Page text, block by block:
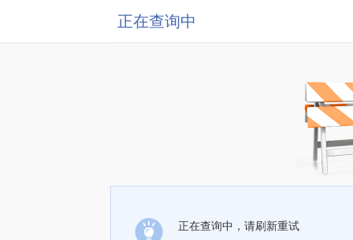
正在查询中
正在查询中，请刷新重试